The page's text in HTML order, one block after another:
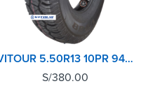
VITOUR 5.50R13 10PR 94/93P V888
S/380.00